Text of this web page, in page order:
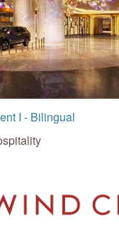
I - Bilingual